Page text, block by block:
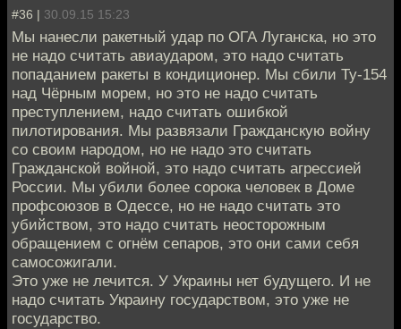
#36 | 30.09.15 15:23
Мы нанесли ракетный удар по ОГА Луганска, но это
не надо считать авиаударом, это надо считать
попаданием ракеты в кондиционер. Мы сбили Ту-154
над Чёрным морем, но это не надо считать
преступлением, надо считать ошибкой
пилотирования. Мы развязали Гражданскую войну
со своим народом, но не надо это считать
Гражданской войной, это надо считать агрессией
России. Мы убили более сорока человек в Доме
профсоюзов в Одессе, но не надо считать это
убийством, это надо считать неосторожным
обращением с огнём сепаров, это они сами себя
самосожигали.
Это уже не лечится. У Украины нет будущего. И не
надо считать Украину государством, это уже не
государство.